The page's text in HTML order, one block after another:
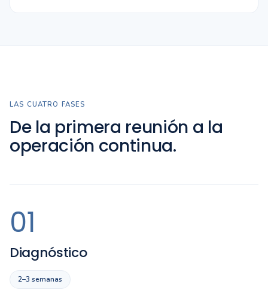
LAS CUATRO FASES
De la primera reunión a la
operación continua.
01
Diagnóstico
2–3 semanas